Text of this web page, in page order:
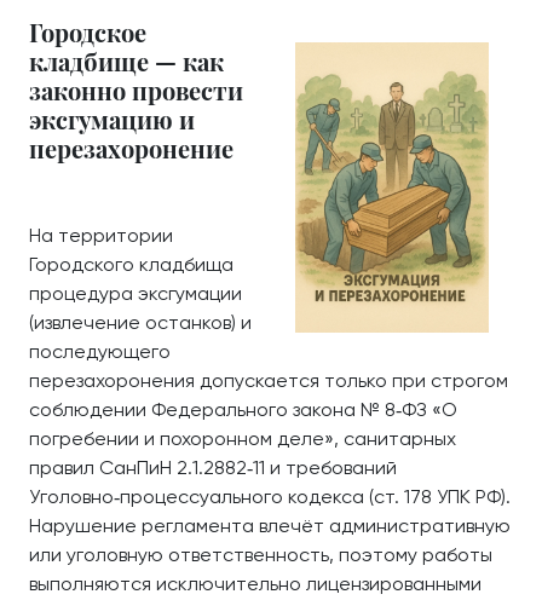
Городское
кладбище — как
законно провести
эксгумацию и
перезахоронение
На территории
Городского кладбища
процедура эксгумации
(извлечение останков) и
последующего
перезахоронения допускается только при строгом
соблюдении Федерального закона № 8‑ФЗ «О
погребении и похоронном деле», санитарных
правил СанПиН 2.1.2882‑11 и требований
Уголовно‑процессуального кодекса (ст. 178 УПК РФ).
Нарушение регламента влечёт административную
или уголовную ответственность, поэтому работы
выполняются исключительно лицензированными